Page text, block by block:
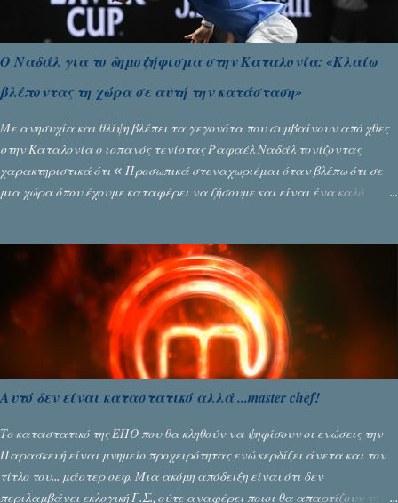
Ο Ναδάλ για το δημοψήφισμα στην Καταλονία: «Κλαίω
βλέποντας τη χώρα σε αυτή την κατάσταση»
Με ανησυχία και θλίψη βλέπει τα γεγονότα που συμβαίνουν από χθες
στην Καταλονία ο ισπανός τενίστας Ραφαέλ Ναδάλ τονίζοντας
χαρακτηριστικά ότι « Προσωπικά στεναχωριέμαι όταν βλέπω ότι σε
μια χώρα όπου έχουμε καταφέρει να ζήσουμε και είναι ένα καλό
τενίστας Νο 1 στο παγκόσμιο τένις, που βρίσκεται στο Πεκίνο για να
αγωνιστεί στο Open ανέφερε: « Παρακολούθησα τα γεγονότα με
βαριά καρδιά. Με κάνει να κλαίω, βλέποντας τη χώρα να έρχεται σε
αυτή την κατάσταση. Η Καταλονία αισθάνεται πολύ ενωμένη. Υπήρξε
ένα χάος που δεν πρέπει να συμβεί στον αιώνα που είμαστε.
Βρισκόμαστε σε μία χώρα που ζούμε ειρηνικά στο τέλος της ημέρας. Αν
και υπάρχουν στιγμές που τα πάντα φαίνονται αδύνατα, δεν
υπάρχει συμφωνία, είναι πολύ απλό, πρέπει να την αναζητήσουμε. Ο
μοναδικός τρόπος για να επιτευχθεί είναι να μιλάμε, να μιλάνε οι δύο
πλευρές που διαφωνούν και να προσπ...
Αυτό δεν είναι καταστατικό αλλά ...master chef!
Το καταστατικό της ΕΠΟ που θα κληθούν να ψηφίσουν οι ενώσεις την
Παρασκευή είναι μνημείο προχειρότητας ενώ κερδίζει άνετα και τον
τίτλο του… μάστερ σεφ. Μια ακόμη απόδειξη είναι ότι δεν
περιλαμβάνει εκλογική Γ.Σ., ούτε αναφέρει ποιοι θα απαρτίζουν την